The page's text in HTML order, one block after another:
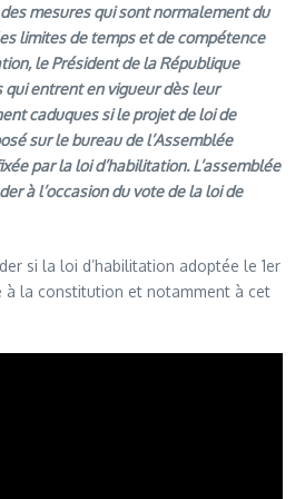
mesures qui sont normalement du
limites de temps et de compétence
le Président de la République
entrent en vigueur dès leur
caduques si le projet de loi de
sur le bureau de l’Assemblée
par la loi d’habilitation. L’assemblée
à l’occasion du vote de la loi de
si la loi d’habilitation adoptée le 1er
à la constitution et notamment à cet